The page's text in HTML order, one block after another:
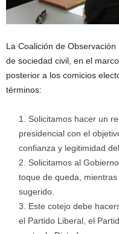
La Coalición de
de sociedad civil, en el
posterior a los comicios
términos:
Solicitamos hacer un
presidencial con el
confianza y legitimidad
Solicitamos al
toque de queda,
sugerido.
Este cotejo debe
el Partido Liberal, el